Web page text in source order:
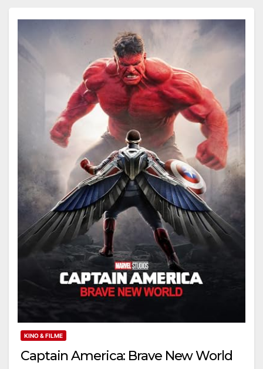
KINO & FILME
Captain America: Brave New World